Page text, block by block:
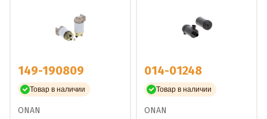
149-190809
Товар в наличии
ONAN
014-01248
Товар в наличии
ONAN